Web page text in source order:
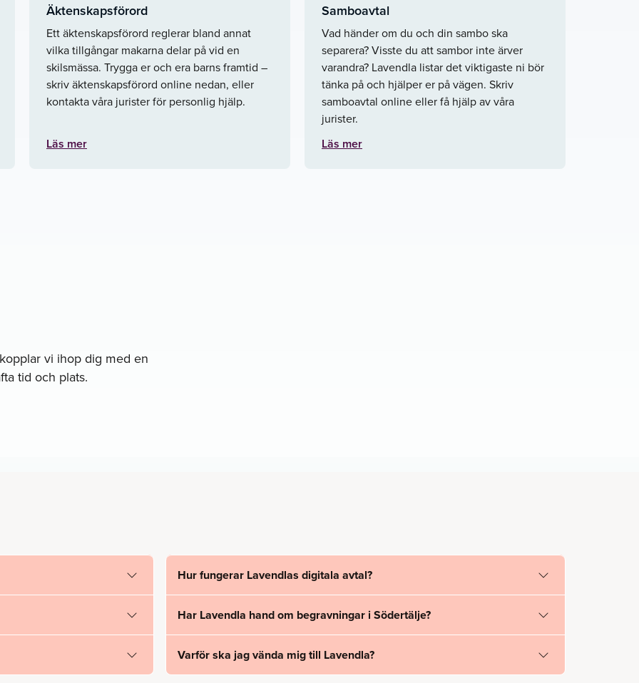
Äktenskapsförord
Ett äktenskapsförord reglerar bland annat
vilka tillgångar makarna delar på vid en
skilsmässa. Trygga er och era barns framtid –
skriv äktenskapsförord online nedan, eller
kontakta våra jurister för personlig hjälp.
Läs mer
Samboavtal
Vad händer om du och din sambo ska
separera? Visste du att sambor inte ärver
varandra? Lavendla listar det viktigaste ni bör
tänka på och hjälper er på vägen. Skriv
samboavtal online eller få hjälp av våra
jurister.
Läs mer
vi ihop dig med en
tid och plats.
Hur fungerar Lavendlas digitala avtal?
Har Lavendla hand om begravningar i Södertälje?
Varför ska jag vända mig till Lavendla?